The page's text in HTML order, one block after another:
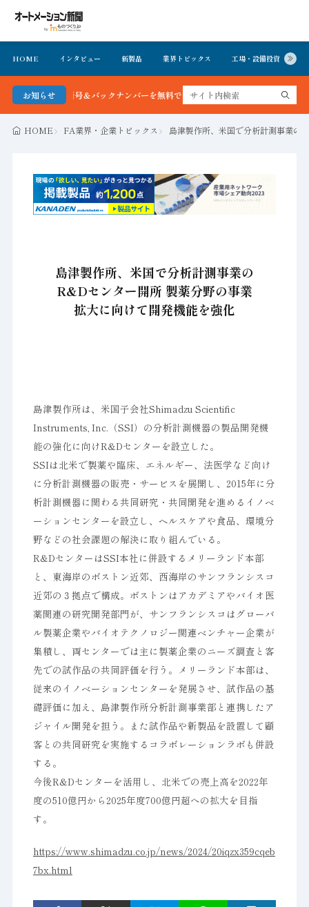
HOME インタビュー 新製品 業界トピックス 工場・設備投資
お知らせ
最新号＆バックナンバーを無料で公開中 詳細はこちら
HOME FA業界・企業トピックス 島津製作所、米国で分析計測事業の
島津製作所、米国で分析計測事業の
R&Dセンター開所 製薬分野の事業
拡大に向けて開発機能を強化
島津製作所は、米国子会社Shimadzu Scientific
Instruments, Inc.（SSI）の分析計測機器の製品開発機
能の強化に向けR&Dセンターを設立した。
SSIは北米で製薬や臨床、エネルギー、法医学など向け
に分析計測機器の販売・サービスを展開し、2015年に分
析計測機器に関わる共同研究・共同開発を進めるイノベ
ーションセンターを設立し、ヘルスケアや食品、環境分
野などの社会課題の解決に取り組んでいる。
R&DセンターはSSI本社に併設するメリーランド本部
と、東海岸のボストン近郊、西海岸のサンフランシスコ
近郊の３拠点で構成。ボストンはアカデミアやバイオ医
薬関連の研究開発部門が、サンフランシスコはグローバ
ル製薬企業やバイオテクノロジー関連ベンチャー企業が
集積し、両センターでは主に製薬企業のニーズ調査と客
先での試作品の共同評価を行う。メリーランド本部は、
従来のイノベーションセンターを発展させ、試作品の基
礎評価に加え、島津製作所分析計測事業部と連携したア
ジャイル開発を担う。また試作品や新製品を設置して顧
客との共同研究を実施するコラボレーションラボも併設
する。
今後R&Dセンターを活用し、北米での売上高を2022年
度の510億円から2025年度700億円超への拡大を目指
す。
https://www.shimadzu.co.jp/news/2024/20iqzx359cqeb
7bx.html